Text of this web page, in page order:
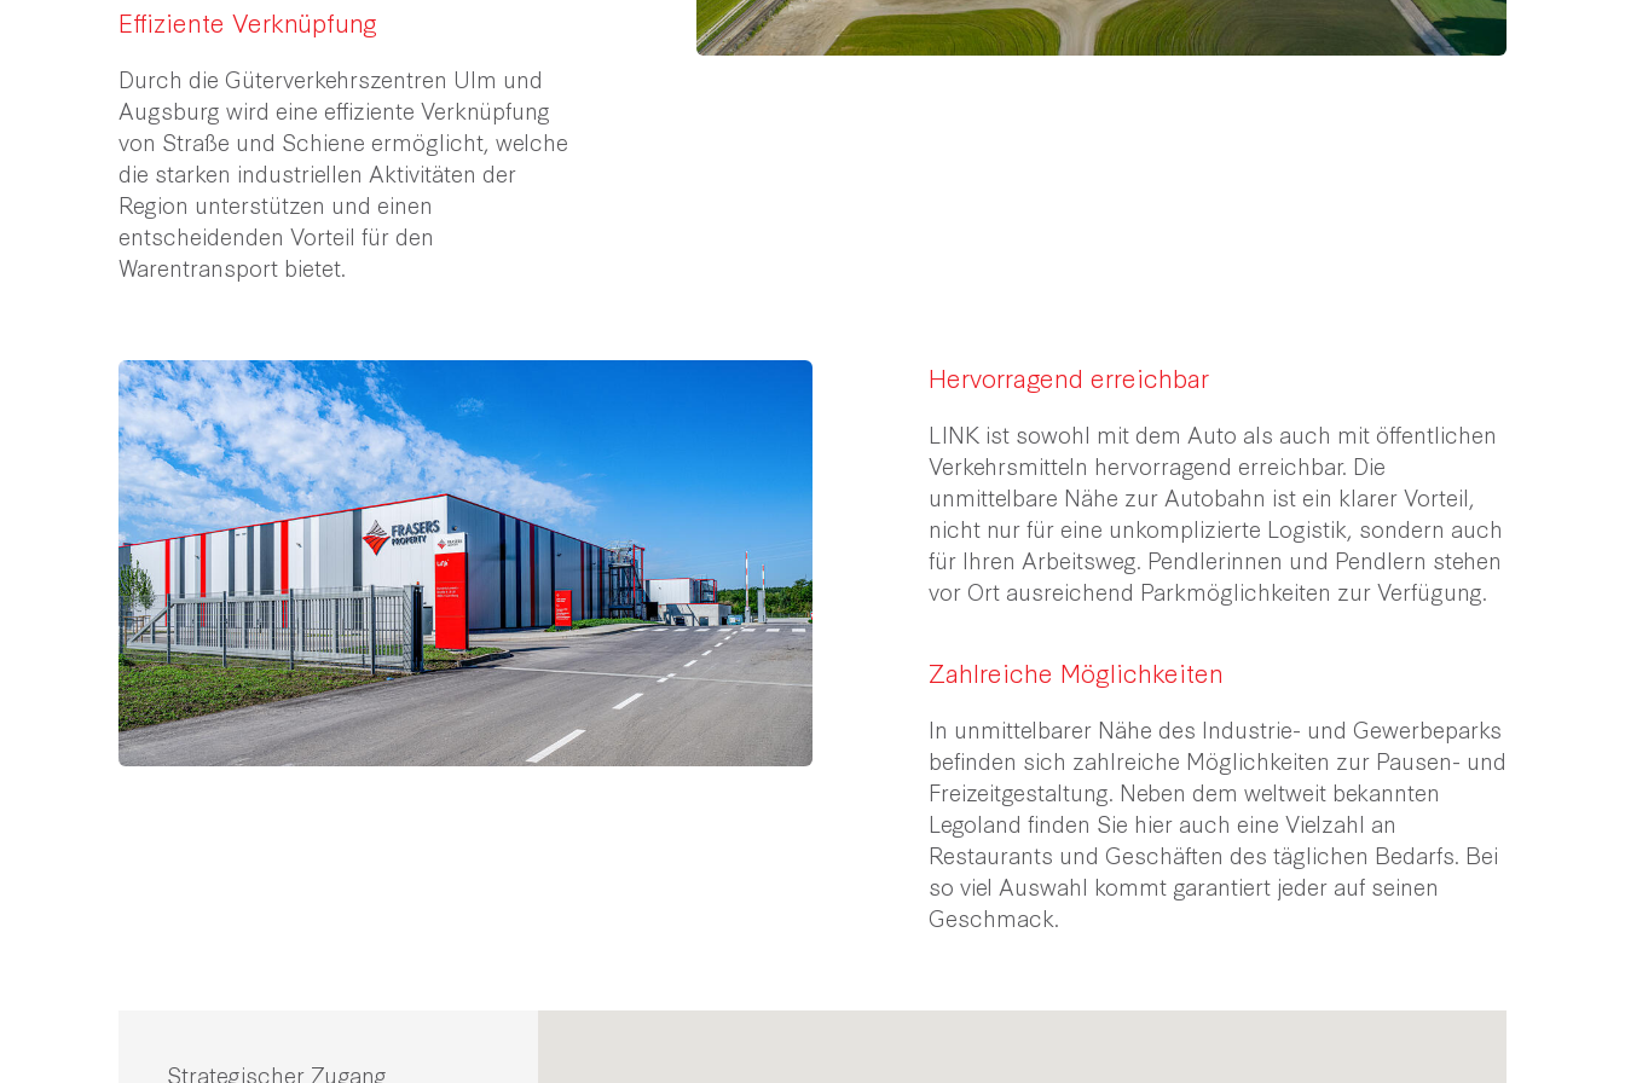
Effiziente Verknüpfung
Durch die Güterverkehrszentren Ulm und
Augsburg wird eine effiziente Verknüpfung
von Straße und Schiene ermöglicht, welche
die starken industriellen Aktivitäten der
Region unterstützen und einen
entscheidenden Vorteil für den
Warentransport bietet.
Hervorragend erreichbar
LINK ist sowohl mit dem Auto als auch mit öffentlichen
Verkehrsmitteln hervorragend erreichbar. Die
unmittelbare Nähe zur Autobahn ist ein klarer Vorteil,
nicht nur für eine unkomplizierte Logistik, sondern auch
für Ihren Arbeitsweg. Pendlerinnen und Pendlern stehen
vor Ort ausreichend Parkmöglichkeiten zur Verfügung.
Zahlreiche Möglichkeiten
In unmittelbarer Nähe des Industrie- und Gewerbeparks
befinden sich zahlreiche Möglichkeiten zur Pausen- und
Freizeitgestaltung. Neben dem weltweit bekannten
Legoland finden Sie hier auch eine Vielzahl an
Restaurants und Geschäften des täglichen Bedarfs. Bei
so viel Auswahl kommt garantiert jeder auf seinen
Geschmack.
Strategischer Zugang